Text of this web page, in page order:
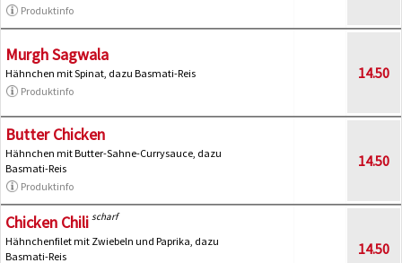
Produktinfo
Murgh Sagwala
Hähnchen mit Spinat, dazu Basmati-Reis
Produktinfo
14.50
Butter Chicken
Hähnchen mit Butter-Sahne-Currysauce, dazu
Basmati-Reis
Produktinfo
14.50
Chicken Chili scharf
Hähnchenfilet mit Zwiebeln und Paprika, dazu
Basmati-Reis
14.50